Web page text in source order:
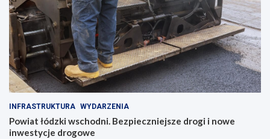
INFRASTRUKTURA WYDARZENIA
Powiat łódzki wschodni. Bezpieczniejsze drogi i nowe
inwestycje drogowe